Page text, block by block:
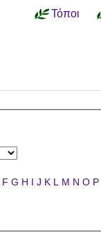
Τόποι
F G H I J K L M N O P